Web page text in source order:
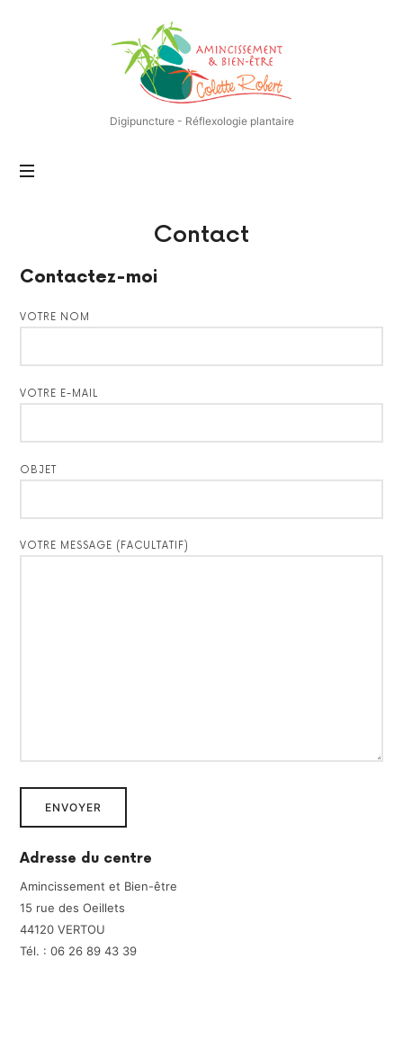
Centre
d'Amincissement
et
être
Digipuncture - Réflexologie plantaire
Contact
Contactez-moi
VOTRE NOM
VOTRE E-MAIL
OBJET
VOTRE MESSAGE (FACULTATIF)
Adresse du centre
Amincissement et Bien-être
15 rue des Oeillets
44120 VERTOU
Tél. : 06 26 89 43 39